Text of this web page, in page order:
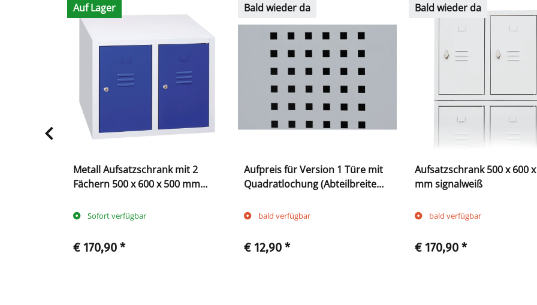
Auf Lager
Metall Aufsatzschrank mit 2
Fächern 500 x 600 x 500 mm
Sofort verfügbar
€ 170,90 *
Bald wieder da
Aufpreis für Version 1 Türe mit
Quadratlochung (Abteilbreite
bald verfügbar
€ 12,90 *
Bald wieder da
Aufsatzschrank 500 x 600
mm signalweiß
bald verfügbar
€ 170,90 *